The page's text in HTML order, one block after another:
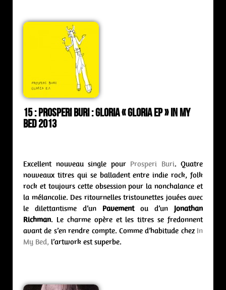
15 : Prosperi Buri : Gloria « Gloria ep » In My
Bed 2013
Excellent nouveau single pour Prosperi Buri. Quatre
nouveaux titres qui se balladent entre indie rock, folk
rock et toujours cette obsession pour la nonchalance et
la mélancolie. Des ritournelles tristounettes jouées avec
le dilettantisme d’un Pavementou d’un Jonathan
Richman. Le charme opère et les titres se fredonnent
avant de s’en rendre compte. Comme d’habitude chez In
My Bed, l’artwork est superbe.